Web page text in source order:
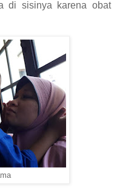
di sisinya karena obat